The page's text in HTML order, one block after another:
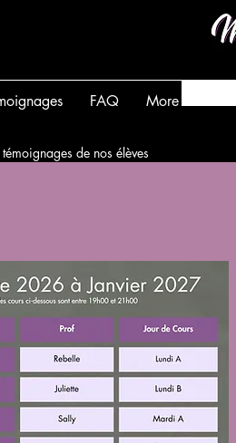
FAQ More
de nos élèves